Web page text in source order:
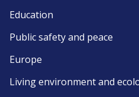
Education
Public safety and peace
Europe
Living environment and